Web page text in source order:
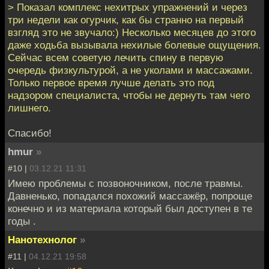
> Показал комплекс нехитрых упражнений и через
три недели как огурчик, как бы странно на первый
взгляд это не звучало:) Несколько месяцев до этого
даже ходьба вызывала нехилые болевые ощущения.
Сейчас всем советую лечить спину в первую
очередь физкультурой, а не уколами и массажами.
Только первое время лучше делать это под
надзором специалиста, чтобы не дернуть там чего
лишнего.
Спасибо!
hmur »
#10 | 03.12.21 11:31
Имею проблемы с позвоночником, после травмы.
Давненько, попадался похожий массажёр, попроще
конечно и из материала который был доступен в те
годы .
Нанотехнолог »
#11 | 04.12.21 19:58